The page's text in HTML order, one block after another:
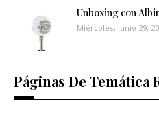
Unboxing con
Miércoles, Junio 29,
Páginas De Temática